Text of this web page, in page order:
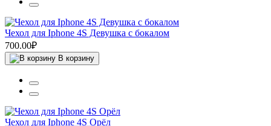
Чехол для Iphone 4S Девушка с бокалом
700.00₽
В корзину
Чехол для Iphone 4S Орёл